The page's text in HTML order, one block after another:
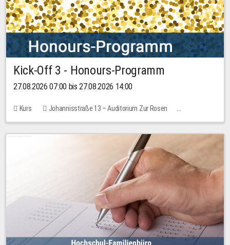
Kick-Off 3 - Honours-Programm
27.08.2026 07:00 bis 27.08.2026 14:00
Kurs
Johannisstraße 13 – Auditorium Zur Rosen
11 Plätze